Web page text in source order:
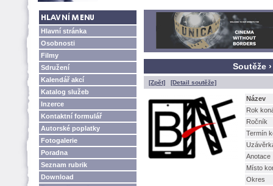
Hlavní stránka
Osobnosti
Filmy
Sdružení
Kalendář akcí
Katalog služeb
Inzerce
Kontaktní formulář
Autorské poplatky
Fotogalerie
Poradna
Seznam rubrik
Download
Soutěže
[Zpět] [Detail soutěže]
Název
Rok
Ročník
Termín
Anotace
Místo
Okres